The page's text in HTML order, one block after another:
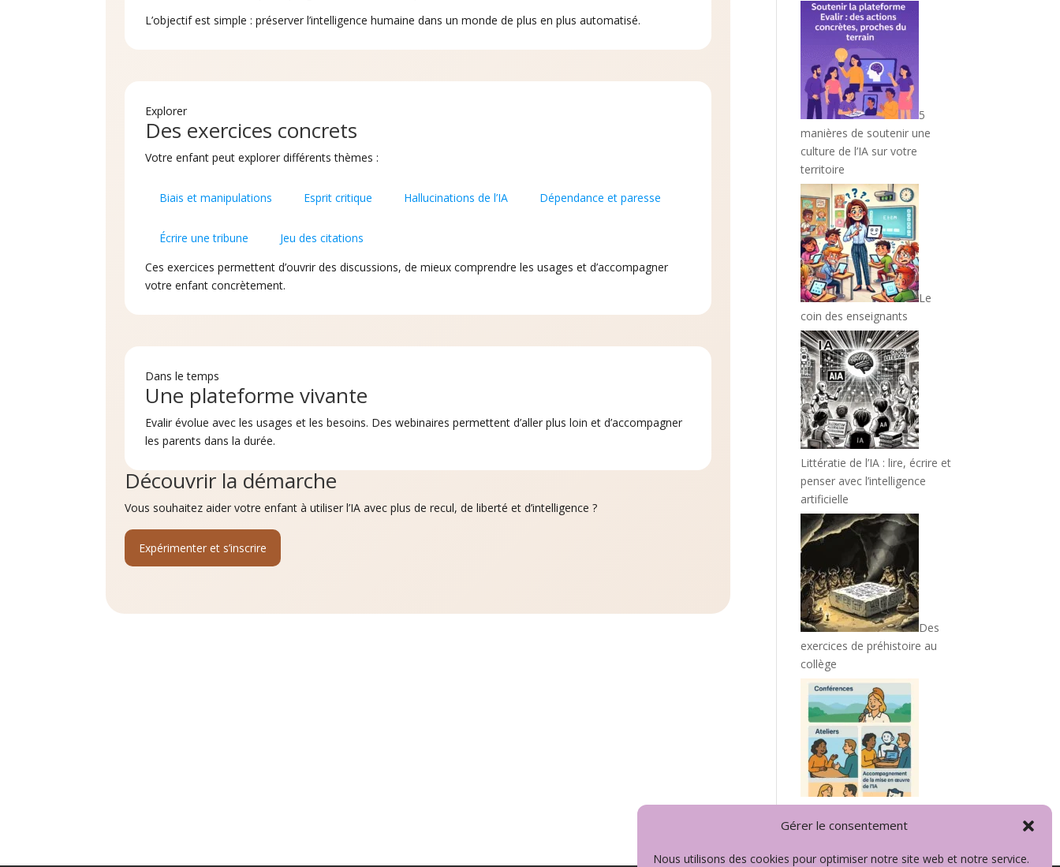
Gérer le consentement
Nous utilisons des cookies pour optimiser notre site web et notre service.
L’objectif est simple : préserver l’intelligence humaine dans un monde de plus en plus automatisé.
Explorer
Des exercices concrets
Votre enfant peut explorer différents thèmes :
Biais et manipulations Esprit critique Hallucinations de l’IA Dépendance et paresse
Écrire une tribune
Jeu des citations
Ces exercices permettent d’ouvrir des discussions, de mieux comprendre les usages et d’accompagner
votre enfant concrètement.
Dans le temps
Une plateforme vivante
Evalir évolue avec les usages et les besoins. Des webinaires permettent d’aller plus loin et d’accompagner
les parents dans la durée.
Découvrir la démarche
Vous souhaitez aider votre enfant à utiliser l’IA avec plus de recul, de liberté et d’intelligence ?
Expérimenter et s’inscrire
5
manières de soutenir une
culture de l’IA sur votre
territoire
Le
coin des enseignants
Littératie de l’IA : lire, écrire et
penser avec l’intelligence
artificielle
Des
exercices de préhistoire au
collège